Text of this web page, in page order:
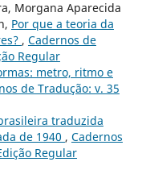
Morgana Aparecida
Por que a teoria da
, Cadernos de
Regular
metro, ritmo e
de Tradução: v. 35
traduzida
de 1940 , Cadernos
Regular